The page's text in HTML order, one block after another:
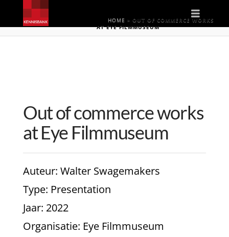
HOME » OUT OF COMMERCE WORKS
AT EYE FILMMUSEUM
Out of commerce works
at Eye Filmmuseum
Auteur: Walter Swagemakers
Type: Presentation
Jaar: 2022
Organisatie: Eye Filmmuseum